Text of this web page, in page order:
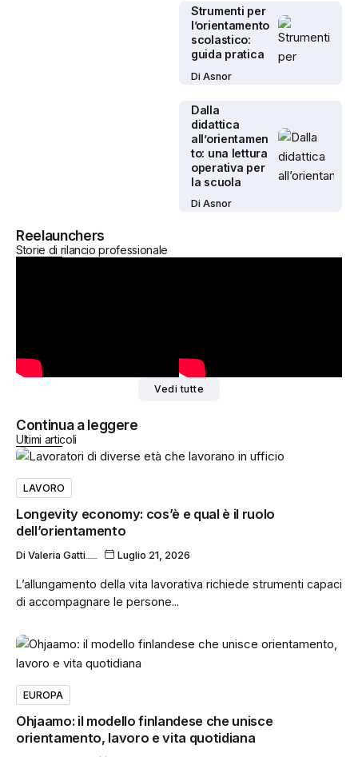
Strumenti per
l’orientamento
scolastico:
guida pratica
Di Asnor
Dalla
didattica
all’orientamen
to: una lettura
operativa per
la scuola
Di Asnor
Reelaunchers
Storie di rilancio professionale
Vedi tutte
Continua a leggere
Ultimi articoli
LAVORO
Longevity economy: cos’è e qual è il ruolo
dell’orientamento
Di Valeria Gatti Luglio 21, 2026
L’allungamento della vita lavorativa richiede strumenti capaci
di accompagnare le persone...
EUROPA
Ohjaamo: il modello finlandese che unisce
orientamento, lavoro e vita quotidiana